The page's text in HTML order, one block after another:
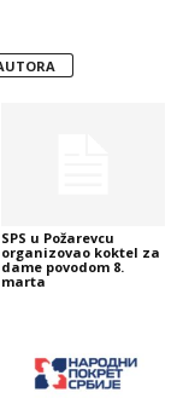
SPS u Požarevcu
organizovao koktel za
dame povodom 8.
marta